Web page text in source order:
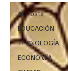
All Posts
EDUCACIÓN
TECNOLOGÍA
ECONOMÍA